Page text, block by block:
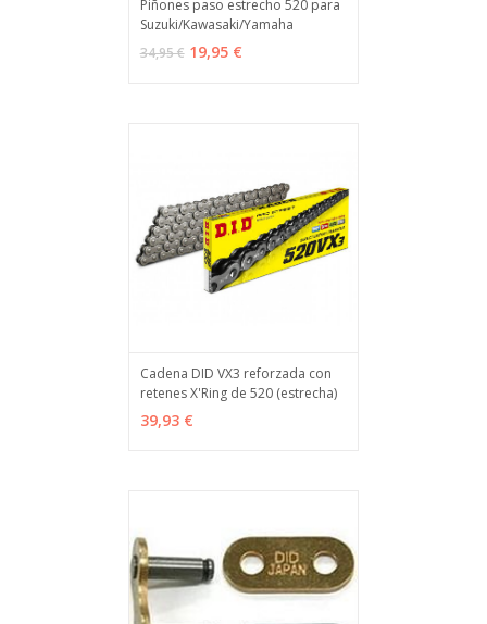
VER OPCIONES
Piñones paso estrecho 520 para
Suzuki/Kawasaki/Yamaha
34,95 € 19,95 €
VER OPCIONES MÁS INFO
Cadena DID VX3 reforzada con
retenes X'Ring de 520 (estrecha)
39,93 €